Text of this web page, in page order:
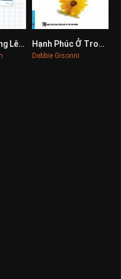
0Quà Tặng Dâng Lên Thầy Cô 0
Hạnh Phúc Ở Trong Ta
Debbie Gisonni